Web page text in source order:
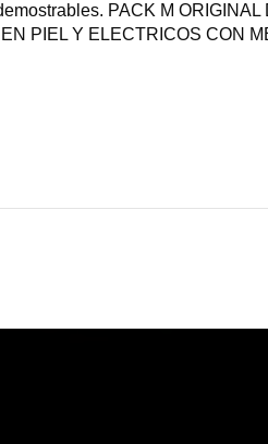
PACK M ORIGINAL
PIEL Y ELECTRICOS CON